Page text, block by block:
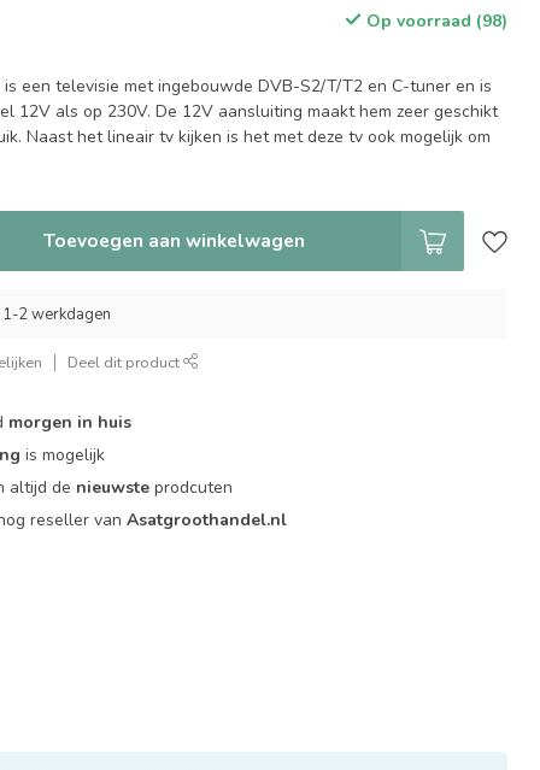
Op voorraad (98)
een televisie met ingebouwde DVB-S2/T/T2 en C-tuner en is
12V als op 230V. De 12V aansluiting maakt hem zeer geschikt
Naast het lineair tv kijken is het met deze tv ook mogelijk om
Toevoegen aan winkelwagen
2 werkdagen
Deel dit product
morgen in huis
is mogelijk
altijd de nieuwste prodcuten
reseller vanAsatgroothandel.nl